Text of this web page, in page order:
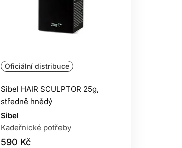
Oficiální distribuce
Sibel HAIR SCULPTOR 25g,
středně hnědý
Sibel
Kadeřnické potřeby
590 Kč